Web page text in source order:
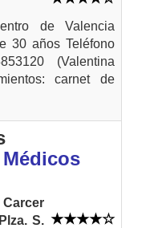
de Valencia
30 años Teléfono
(Valentina
carnet de
S.